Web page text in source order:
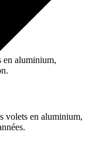
en aluminium,
volets en aluminium,